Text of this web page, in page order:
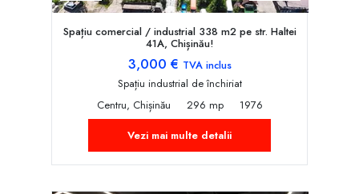
Spațiu comercial / industrial 338 m2 pe str. Haltei
41A, Chișinău!
3,000 € TVA inclus
Spațiu industrial de închiriat
Centru, Chișinău
296 mp
1976
Vezi mai multe detalii